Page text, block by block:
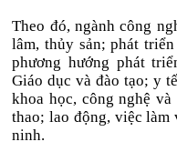
Theo đó, ngành công
lâm, thủy sản; phát
phương hướng phát
Giáo dục và đào tạo; y
khoa học, công nghệ
thao; lao động, việc làm
ninh.